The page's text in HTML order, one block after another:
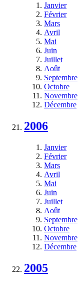
Janvier
Février
Mars
Avril
Mai
Juin
Juillet
Août
Septembre
Octobre
Novembre
Décembre
2006
Janvier
Février
Mars
Avril
Mai
Juin
Juillet
Août
Septembre
Octobre
Novembre
Décembre
2005